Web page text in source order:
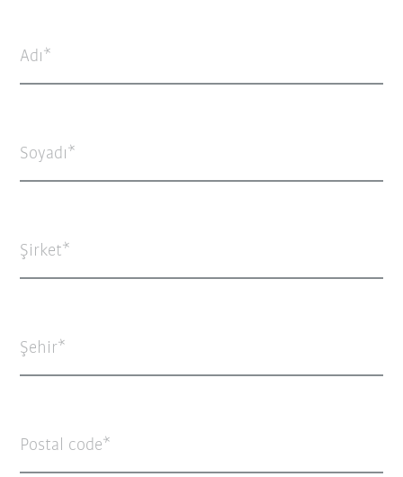
Adı
Soyadı
Şirket
Şehir
Postal code